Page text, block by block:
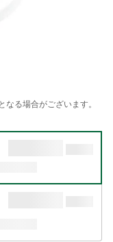
る場合がございます。